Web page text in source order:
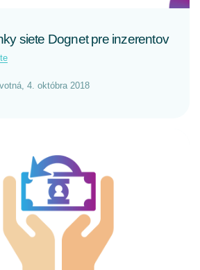
siete Dognet pre inzerentov
4. októbra 2018
CELÝ ČLÁNOK